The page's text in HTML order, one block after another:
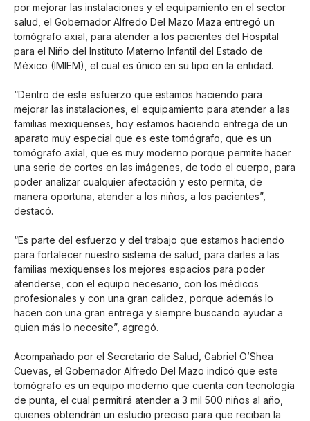
por mejorar las instalaciones y el equipamiento en el sector
salud, el Gobernador Alfredo Del Mazo Maza entregó un
tomógrafo axial, para atender a los pacientes del Hospital
para el Niño del Instituto Materno Infantil del Estado de
México (IMIEM), el cual es único en su tipo en la entidad.
“Dentro de este esfuerzo que estamos haciendo para
mejorar las instalaciones, el equipamiento para atender a las
familias mexiquenses, hoy estamos haciendo entrega de un
aparato muy especial que es este tomógrafo, que es un
tomógrafo axial, que es muy moderno porque permite hacer
una serie de cortes en las imágenes, de todo el cuerpo, para
poder analizar cualquier afectación y esto permita, de
manera oportuna, atender a los niños, a los pacientes”,
destacó.
“Es parte del esfuerzo y del trabajo que estamos haciendo
para fortalecer nuestro sistema de salud, para darles a las
familias mexiquenses los mejores espacios para poder
atenderse, con el equipo necesario, con los médicos
profesionales y con una gran calidez, porque además lo
hacen con una gran entrega y siempre buscando ayudar a
quien más lo necesite”, agregó.
Acompañado por el Secretario de Salud, Gabriel O’Shea
Cuevas, el Gobernador Alfredo Del Mazo indicó que este
tomógrafo es un equipo moderno que cuenta con tecnología
de punta, el cual permitirá atender a 3 mil 500 niños al año,
quienes obtendrán un estudio preciso para que reciban la